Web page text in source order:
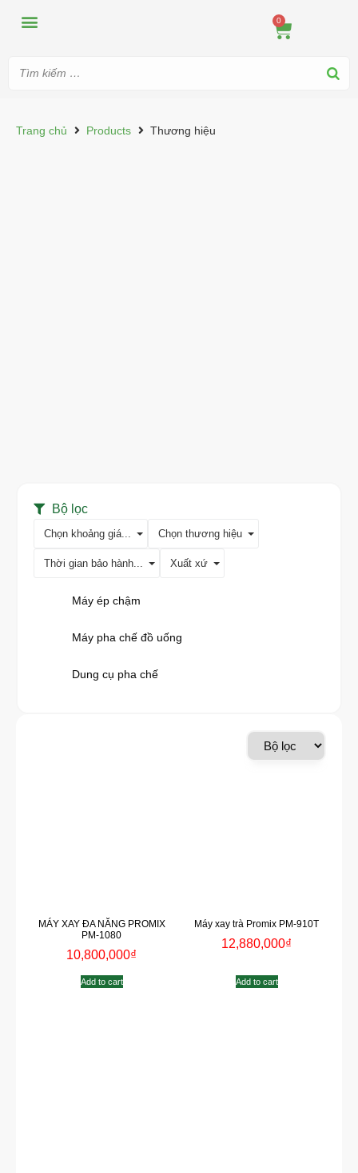
0
Trang chủ Products Thương hiệu
Bộ lọc
Chọn khoảng giá... Chọn thương hiệu
Thời gian bảo hành... Xuất xứ
Máy ép chậm
Máy pha chế đồ uống
Dung cụ pha chế
MÁY XAY ĐA NĂNG PROMIX
PM-1080
10,800,000₫
Add to cart
Máy xay trà Promix PM-910T
12,880,000₫
Add to cart